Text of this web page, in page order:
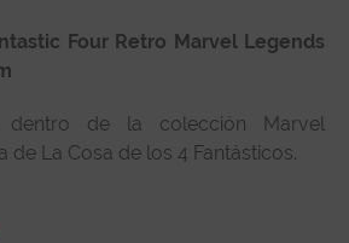
Four Retro Marvel Legends
dentro de la colección Marvel
de La Cosa de los 4 Fantásticos.